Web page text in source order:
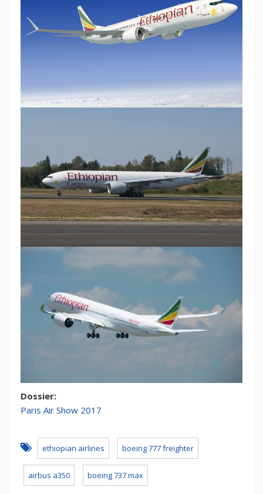
Dossier:
Paris Air Show 2017
ethiopian airlines boeing 777 freighter
airbus a350 boeing 737 max